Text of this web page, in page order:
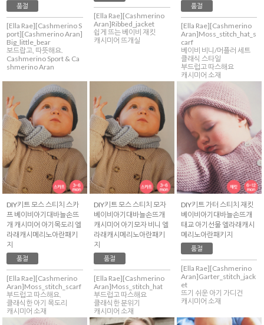
품절
[Ella Rae][Cashmerino S
port][Cashmerino Aran]
Big_little_bear
보드랍고, 따뜻해요.
Cashmerino Sport & Ca
shmerino Aran
[Ella Rae][Cashmerino
Aran]Ribbed_jacket
쉽게 뜨는 베이비 재킷
캐시미어 뜨개실
품절
[Ella Rae][Cashmerino
Aran]Moss_stitch_hat_s
carf
베이비 비니/머플러 세트
클래식 스타일
부드럽고 따스해요
캐시미어 소재
DIY키트 모스 스티치 스카
프 베이비아기대바늘손뜨
개 캐시미어 아기목도리 엘
라래캐시메리노아란패키
지
품절
[Ella Rae][Cashmerino
Aran]Moss_stitch_scarf
부드럽고 따스해요.
클래식한 아기 목도리
캐시미어 소재
DIY키트 모스 스티치 모자
베이비아기대바늘손뜨개
캐시미어 아기모자 비니 엘
라래캐시메리노아란패키
지
품절
[Ella Rae][Cashmerino
Aran]Moss_stitch_hat
부드럽고 따스해요
클래식한 분위기
캐시미어 소재
DIY키트 가터 스티치 재킷
베이비아기대바늘손뜨개
태교 아기선물 엘라래캐시
메리노아란패키지
품절
[Ella Rae][Cashmerino
Aran]Garter_stitch_jack
et
뜨기 쉬운 아기 가디건
캐시미어 소재